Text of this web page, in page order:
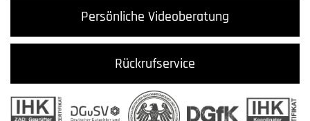
Persönliche Videoberatung
Rückrufservice